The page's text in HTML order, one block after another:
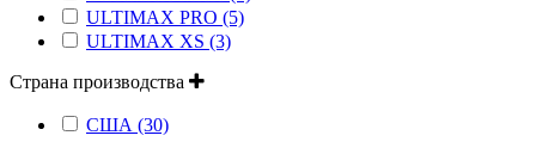
ULTIMAX PRO (5)
ULTIMAX XS (3)
Страна производства
США (30)